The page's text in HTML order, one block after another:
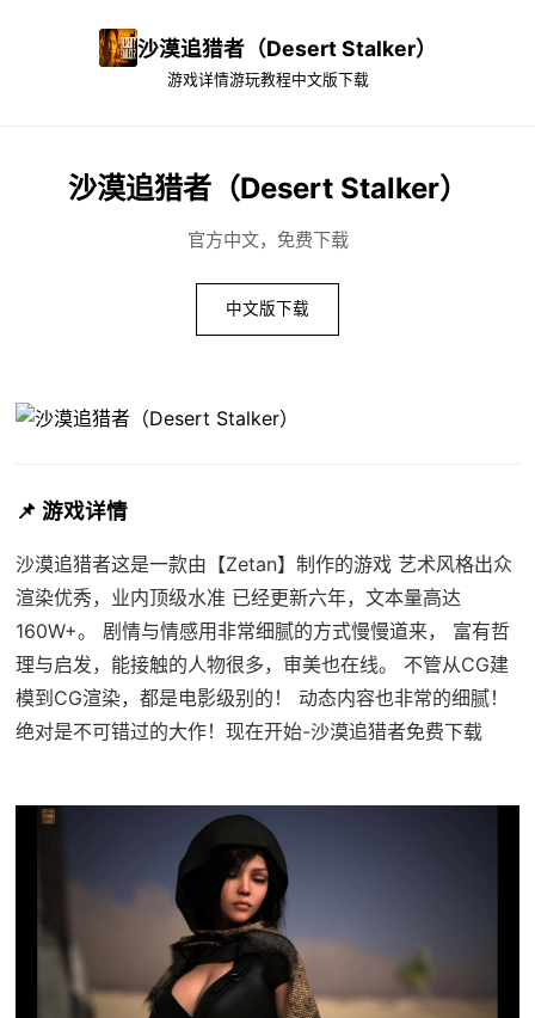
沙漠追猎者（Desert Stalker）
游戏详情游玩教程中文版下载
沙漠追猎者（Desert Stalker）
官方中文，免费下载
中文版下载
📌 游戏详情
沙漠追猎者这是一款由【Zetan】制作的游戏 艺术风格出众
渲染优秀，业内顶级水准 已经更新六年，文本量高达
160W+。 剧情与情感用非常细腻的方式慢慢道来， 富有哲
理与启发，能接触的人物很多，审美也在线。 不管从CG建
模到CG渲染，都是电影级别的！ 动态内容也非常的细腻！
绝对是不可错过的大作！现在开始-沙漠追猎者免费下载